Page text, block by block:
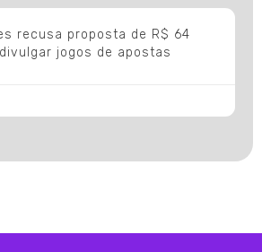
recusa proposta de R$ 64
jogos de apostas